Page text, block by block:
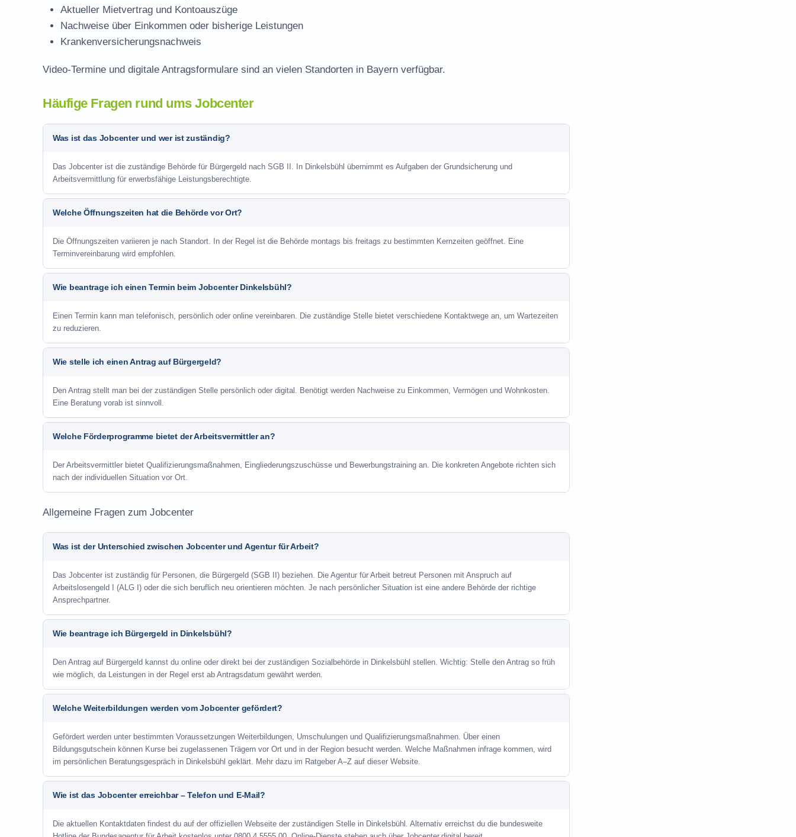
Aktueller Mietvertrag und Kontoauszüge
Nachweise über Einkommen oder bisherige Leistungen
Krankenversicherungsnachweis
Video-Termine und digitale Antragsformulare sind an vielen Standorten in Bayern verfügbar.
Häufige Fragen rund ums Jobcenter
Was ist das Jobcenter und wer ist zuständig?
Das Jobcenter ist die zuständige Behörde für Bürgergeld nach SGB II. In Dinkelsbühl übernimmt es Aufgaben der Grundsicherung und
Arbeitsvermittlung für erwerbsfähige Leistungsberechtigte.
Welche Öffnungszeiten hat die Behörde vor Ort?
Die Öffnungszeiten variieren je nach Standort. In der Regel ist die Behörde montags bis freitags zu bestimmten Kernzeiten geöffnet. Eine
Terminvereinbarung wird empfohlen.
Wie beantrage ich einen Termin beim Jobcenter Dinkelsbühl?
Einen Termin kann man telefonisch, persönlich oder online vereinbaren. Die zuständige Stelle bietet verschiedene Kontaktwege an, um Wartezeiten
zu reduzieren.
Wie stelle ich einen Antrag auf Bürgergeld?
Den Antrag stellt man bei der zuständigen Stelle persönlich oder digital. Benötigt werden Nachweise zu Einkommen, Vermögen und Wohnkosten.
Eine Beratung vorab ist sinnvoll.
Welche Förderprogramme bietet der Arbeitsvermittler an?
Der Arbeitsvermittler bietet Qualifizierungsmaßnahmen, Eingliederungszuschüsse und Bewerbungstraining an. Die konkreten Angebote richten sich
nach der individuellen Situation vor Ort.
Allgemeine Fragen zum Jobcenter
Was ist der Unterschied zwischen Jobcenter und Agentur für Arbeit?
Das Jobcenter ist zuständig für Personen, die Bürgergeld (SGB II) beziehen. Die Agentur für Arbeit betreut Personen mit Anspruch auf
Arbeitslosengeld I (ALG I) oder die sich beruflich neu orientieren möchten. Je nach persönlicher Situation ist eine andere Behörde der richtige
Ansprechpartner.
Wie beantrage ich Bürgergeld in Dinkelsbühl?
Den Antrag auf Bürgergeld kannst du online oder direkt bei der zuständigen Sozialbehörde in Dinkelsbühl stellen. Wichtig: Stelle den Antrag so früh
wie möglich, da Leistungen in der Regel erst ab Antragsdatum gewährt werden.
Welche Weiterbildungen werden vom Jobcenter gefördert?
Gefördert werden unter bestimmten Voraussetzungen Weiterbildungen, Umschulungen und Qualifizierungsmaßnahmen. Über einen
Bildungsgutschein können Kurse bei zugelassenen Trägern vor Ort und in der Region besucht werden. Welche Maßnahmen infrage kommen, wird
im persönlichen Beratungsgespräch in Dinkelsbühl geklärt. Mehr dazu im Ratgeber A–Z auf dieser Website.
Wie ist das Jobcenter erreichbar – Telefon und E-Mail?
Die aktuellen Kontaktdaten findest du auf der offiziellen Webseite der zuständigen Stelle in Dinkelsbühl. Alternativ erreichst du die bundesweite